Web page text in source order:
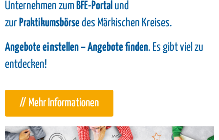
Unternehmen zum BFE-Portal und
zur Praktikumsbörse des Märkischen Kreises.
Angebote einstellen – Angebote finden. Es gibt viel zu
entdecken!
// Mehr Informationen